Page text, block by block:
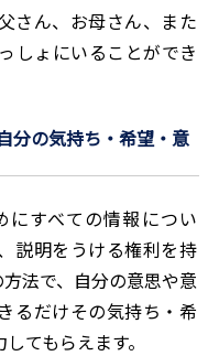
さん、お母さん、また
しょにいることができ
分の気持ち・希望・意
すべての情報につい
説明をうける権利を持
法で、自分の意思や意
るだけその気持ち・希
てもらえます。